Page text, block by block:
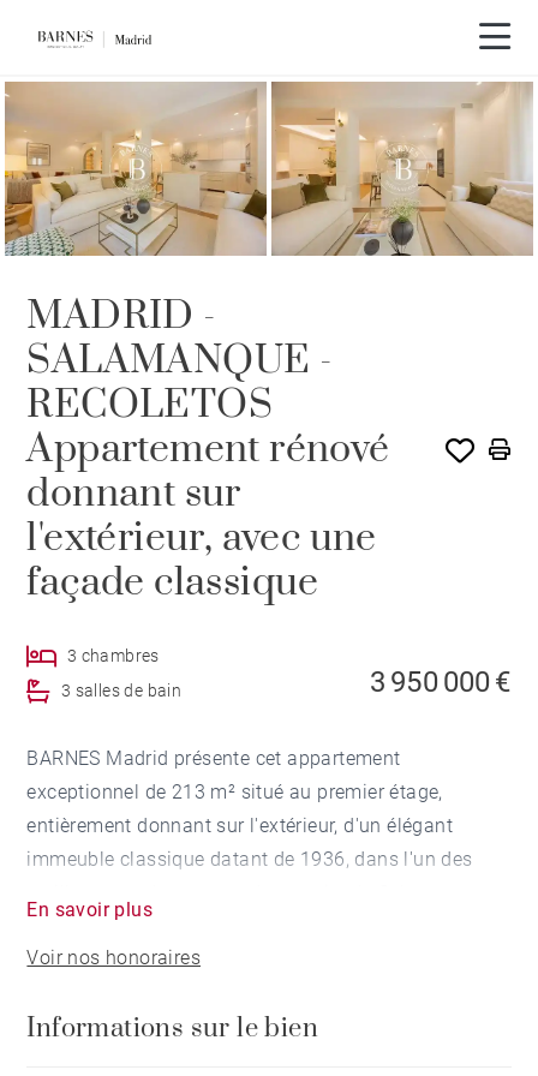
MADRID -
SALAMANQUE -
RECOLETOS
Appartement rénové
donnant sur
l'extérieur, avec une
façade classique
3 chambres
3 salles de bain
3 950 000 €
BARNES Madrid présente cet appartement
exceptionnel de 213 m² situé au premier étage,
entièrement donnant sur l'extérieur, d'un élégant
immeuble classique datant de 1936, dans l'un des
Une propriété unique qui conserve le caractère de
l'architecture seigneuriale madrilène grâce à une
En savoir plus
Voir nos honoraires
Informations sur le bien